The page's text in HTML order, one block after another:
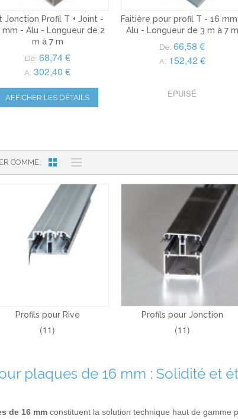
Jonction Profil T + Joint -
mm - Alu - Longueur de 2
m à 7 m
De: 68,74 €
A: 302,40 €
AFFICHER LES DÉTAILS
Faitière pour profil T - 16
Alu - Longueur de 3 m à 7 m
De: 66,58 €
A: 152,42 €
EPUISÉ
COMME
Profils pour Rive
(11)
Profils pour Jonction
(11)
plaques de 16 mm : Solidité et
de 16 mm constituent la solution technique haut de gamme